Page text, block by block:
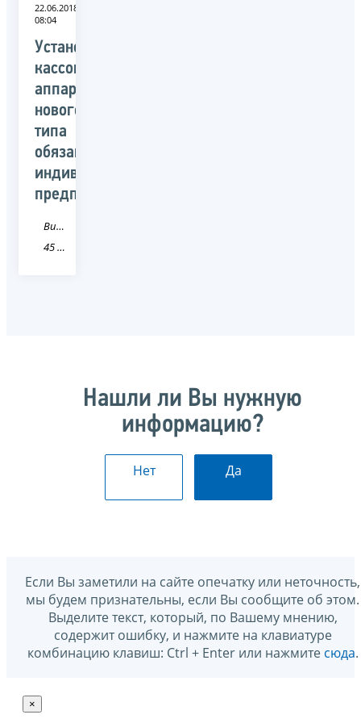
22.06.2018
08:04
Установить
кассовые
аппараты
нового
типа
обязаны
индивидуальные
предприниматели
Видео
45 Курганская область
Нашли ли Вы нужную
информацию?
Нет Да
Если Вы заметили на сайте опечатку или неточность,
мы будем признательны, если Вы сообщите об этом.
Выделите текст, который, по Вашему мнению,
содержит ошибку, и нажмите на клавиатуре
комбинацию клавиш: Ctrl + Enter или нажмите сюда.
×